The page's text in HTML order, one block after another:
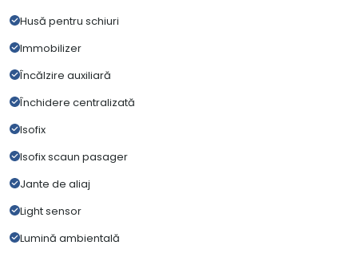
Husă pentru schiuri
Immobilizer
Încălzire auxiliară
Închidere centralizată
Isofix
Isofix scaun pasager
Jante de aliaj
Light sensor
Lumină ambientală